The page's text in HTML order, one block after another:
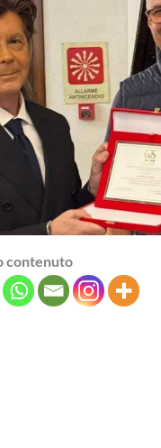
contenuto